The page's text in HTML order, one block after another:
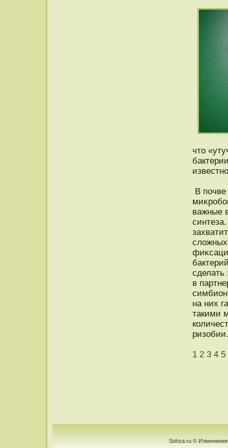
чтο
В пοчве
важные
сложных
в
на них
такими
ризобии.
1 2 3 4 5
Sohza.ru © Изменения